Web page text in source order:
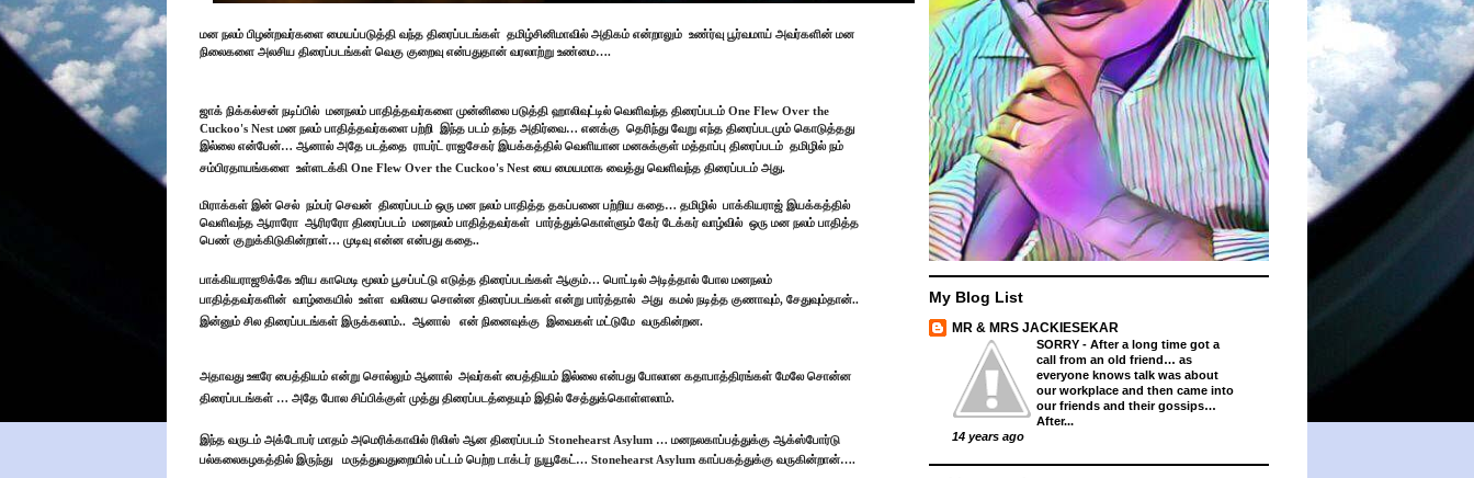
மன நலம் பிழன்றவர்களை மையப்படுத்தி வந்த திரைப்படங்கள் தமிழ்சினிமாவில் அதிகம் என்றாலும் உண்ர்வு பூர்வமாய் அவர்களின் மன
நிலைகளை அலசிய திரைப்படங்கள் வெகு குறைவு என்பதுதான் வரலாற்று உண்மை….
ஜாக் நிக்கல்சன் நடிப்பில் மனநலம் பாதித்தவர்களை முன்னிலை படுத்தி ஹாலிவுட்டில் வெளிவந்த திரைப்படம் One Flew Over the
Cuckoo's Nest மன நலம் பாதித்தவர்களை பற்றி இந்த படம் தந்த அதிர்வை… எனக்கு தெரிந்து வேறு எந்த திரைப்படமும் கொடுத்தது
இல்லை என்பேன்… ஆனால் அதே படத்தை ராபர்ட் ராஜசேகர் இயக்கத்தில் வெளியான மனசுக்குள் மத்தாப்பு திரைப்படம் தமிழில் நம்
சம்பிரதாயங்களை உள்ளடக்கி One Flew Over the Cuckoo's Nest யை மையமாக வைத்து வெளிவந்த திரைப்படம் அது.
மிராக்கள் இன் செல் நம்பர் செவன் திரைப்படம் ஒரு மன நலம் பாதித்த தகப்பனை பற்றிய கதை… தமிழில் பாக்கியராஜ் இயக்கத்தில்
வெளிவந்த ஆராரோ ஆரிரரோ திரைப்படம் மனநலம் பாதித்தவர்கள் பார்த்துக்கொள்ளும் கேர் டேக்கர் வாழ்வில் ஒரு மன நலம் பாதித்த
பெண் குறுக்கிடுகின்றாள்… முடிவு என்ன என்பது கதை..
பாக்கியராஜூக்கே உரிய காமெடி மூலம் பூசப்பட்டு எடுத்த திரைப்படங்கள் ஆகும்… பொட்டில் அடித்தால் போல மனநலம்
பாதித்தவர்களின் வாழ்கையில் உள்ள வலியை சொன்ன திரைப்படங்கள் என்று பார்த்தால் அது கமல் நடித்த குணாவும், சேதுவும்தான்..
இன்னும் சில திரைப்படங்கள் இருக்கலாம்.. ஆனால் என் நினைவுக்கு இவைகள் மட்டுமே வருகின்றன.
அதாவது ஊரே பைத்தியம் என்று சொல்லும் ஆனால் அவர்கள் பைத்தியம் இல்லை என்பது போலான கதாபாத்திரங்கள் மேலே சொன்ன
திரைப்படங்கள் … அதே போல சிப்பிக்குள் முத்து திரைப்படத்தையும் இதில் சேத்துக்கொள்ளலாம்.
இந்த வருடம் அக்டோபர் மாதம் அமெரிக்காவில் ரிலிஸ் ஆன திரைப்படம் Stonehearst Asylum … மனநலகாப்பத்துக்கு ஆக்ஸ்போர்டு
பல்கலைகழகத்தில் இருந்து
மருத்துவதுறையில் பட்டம் பெற்ற டாக்டர் நுயூகேட்… Stonehearst Asylum காப்பகத்துக்கு வருகின்றான்….
My Blog List
MR & MRS JACKIESEKAR
SORRY - After a long time got a
call from an old friend… as
everyone knows talk was about
our workplace and then came into
our friends and their gossips…
After...
14 years ago